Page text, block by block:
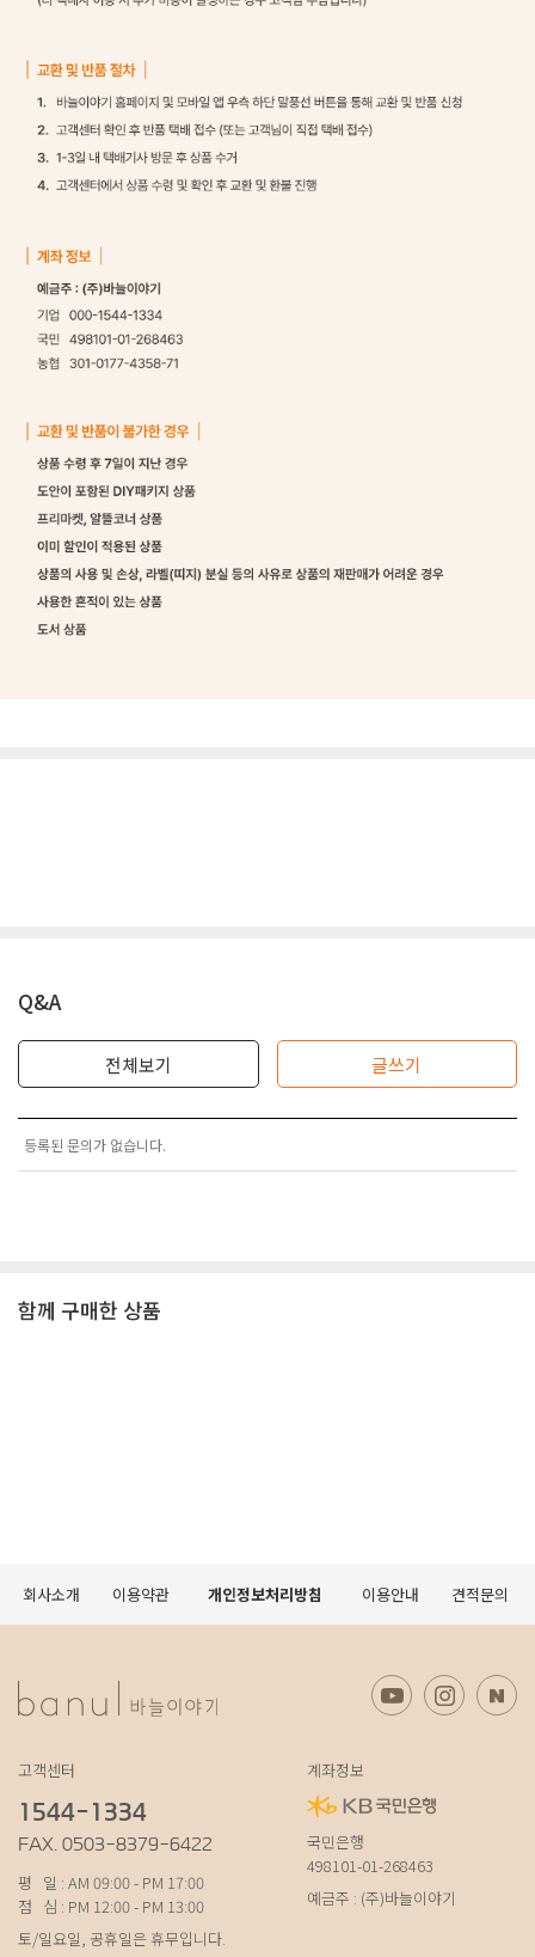
Q&A
전체보기 글쓰기
등록된 문의가 없습니다.
함께 구매한 상품
회사소개 이용약관 개인정보처리방침 이용안내 견적문의
고객센터
1544-1334
FAX. 0503-8379-6422
평 일 : AM 09:00 - PM 17:00
점 심 : PM 12:00 - PM 13:00
토/일요일, 공휴일은 휴무입니다.
계좌정보
국민은행
498101-01-268463
예금주 : (주)바늘이야기